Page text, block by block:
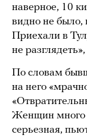
наверное, 10
видно не было,
Приехали в
не
По словам
на него
Женщин много
серьезная,